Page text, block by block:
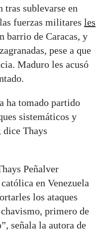
tras sublevarse en
fuerzas militares les
barrio de Caracas, y
pese a que
Maduro les acusó
ha tomado partido
sistemáticos y
dice Thays
Peñalver
en Venezuela
los ataques
primero de
señala la autora de